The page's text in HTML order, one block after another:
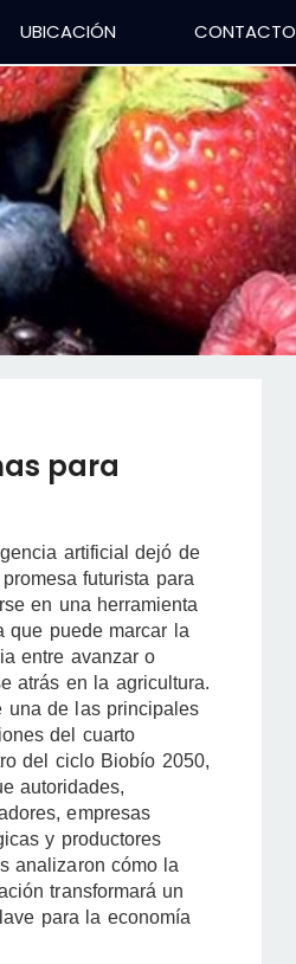
UBICACIÓN CONTACTO
para
artificial dejó de
futurista para
en una herramienta
que puede marcar la
entre avanzar o
atrás en la agricultura.
una de las principales
del cuarto
del ciclo Biobío 2050,
autoridades,
empresas
y productores
analizaron cómo la
transformará un
para la economía